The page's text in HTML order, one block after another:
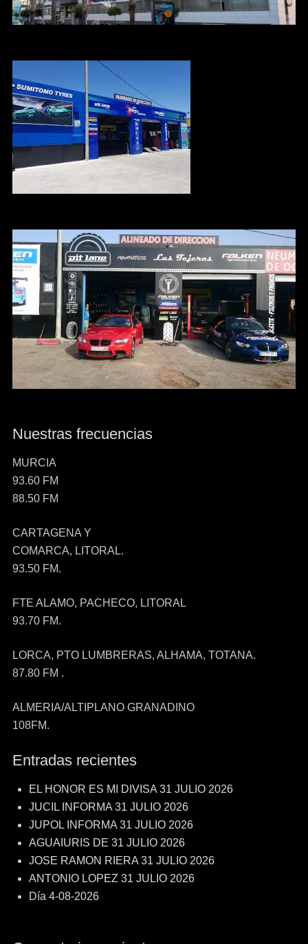
Nuestras frecuencias
MURCIA
93.60 FM
88.50 FM
CARTAGENA Y
COMARCA, LITORAL.
93.50 FM.
FTE ALAMO, PACHECO, LITORAL
93.70 FM.
LORCA, PTO LUMBRERAS, ALHAMA, TOTANA.
87.80 FM .
ALMERIA/ALTIPLANO GRANADINO
108FM.
Entradas recientes
EL HONOR ES MI DIVISA 31 JULIO 2026
JUCIL INFORMA 31 JULIO 2026
JUPOL INFORMA 31 JULIO 2026
AGUAIURIS DE 31 JULIO 2026
JOSE RAMON RIERA 31 JULIO 2026
ANTONIO LOPEZ 31 JULIO 2026
Día 4-08-2026